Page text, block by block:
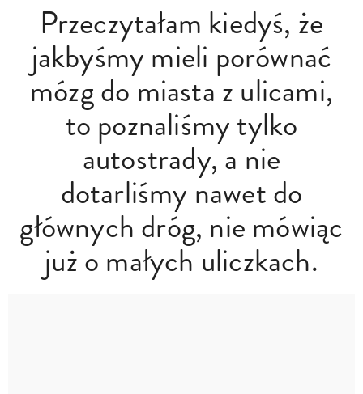
Przeczytałam kiedyś, że
jakbyśmy mieli porównać
mózg do miasta z ulicami,
to poznaliśmy tylko
autostrady, a nie
dotarliśmy nawet do
głównych dróg, nie mówiąc
już o małych uliczkach.